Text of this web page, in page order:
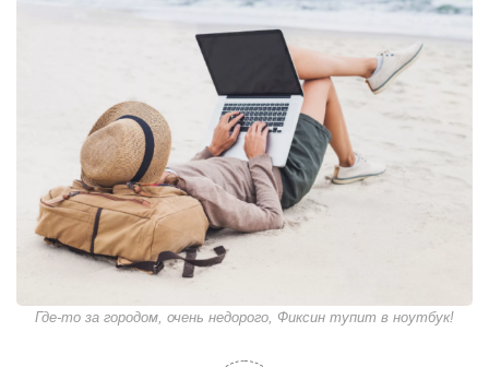
Где-то за городом, очень недорого, Фиксин тупит в ноутбук!